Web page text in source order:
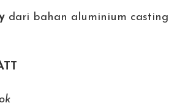
dari bahan aluminium casting